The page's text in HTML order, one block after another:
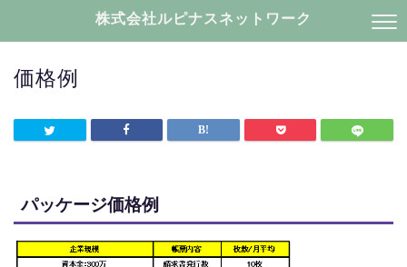
株式会社ルピナスネットワーク
価格例
パッケージ価格例